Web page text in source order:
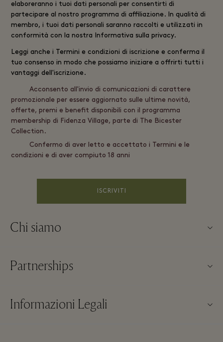
elaboreranno i tuoi dati personali per consentirti di
partecipare al nostro programma di affiliazione. In qualità di
membro, i tuoi dati personali saranno raccolti e utilizzati in
conformità con la nostra Informativa sulla privacy.
Leggi anche i Termini e condizioni di iscrizione e conferma il
tuo consenso in modo che possiamo iniziare a offrirti tutti i
vantaggi dell'iscrizione.
Acconsento all'invio di comunicazioni di carattere
promozionale per essere aggiornato sulle ultime novità,
offerte, premi e benefit disponibili con il programma
membership di Fidenza Village, parte di The Bicester
Collection.
Confermo di aver letto e accettato i Termini e le
condizioni e di aver compiuto 18 anni
ISCRIVITI
Chi siamo
FAQs
Partnerships
Diventa un partner
Informazioni Legali